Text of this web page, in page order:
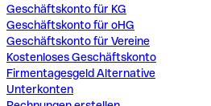
Geschäftskonto für KG
Geschäftskonto für oHG
Geschäftskonto für Vereine
Kostenloses Geschäftskonto
Firmentagesgeld Alternative
Unterkonten